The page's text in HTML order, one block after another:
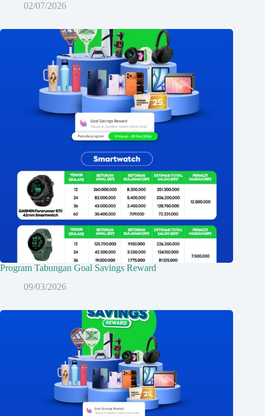
02/07/2026
Program Tabungan Goal Savings Reward
09/03/2026